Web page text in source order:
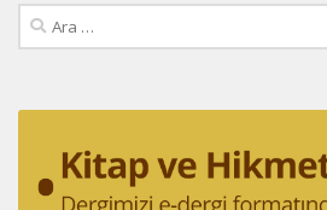
Arama: